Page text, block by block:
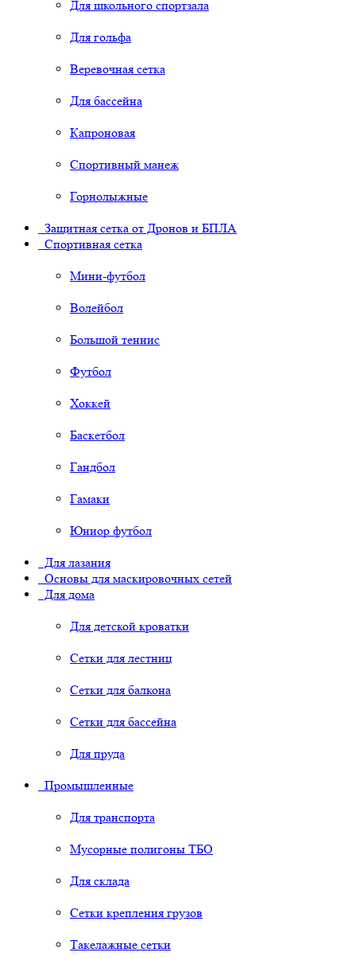
Для школьного спортзала
Для гольфа
Веревочная сетка
Для бассейна
Капроновая
Спортивный манеж
Горнолыжные
Защитная сетка от Дронов и БПЛА
Спортивная сетка
Мини-футбол
Волейбол
Большой теннис
Футбол
Хоккей
Баскетбол
Гандбол
Гамаки
Юниор футбол
Для лазания
Основы для маскировочных сетей
Для дома
Для детской кроватки
Сетки для лестниц
Сетки для балкона
Сетки для бассейна
Для пруда
Промышленные
Для транспорта
Мусорные полигоны ТБО
Для склада
Сетки крепления грузов
Такелажные сетки